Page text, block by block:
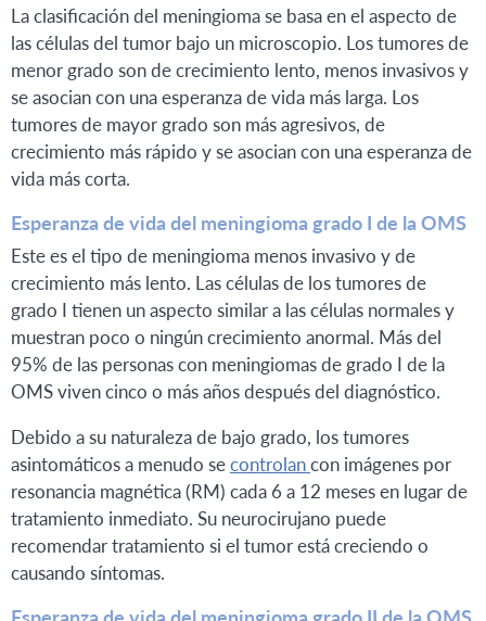
La clasificación del meningioma se basa en el aspecto de
las células del tumor bajo un microscopio. Los tumores de
menor grado son de crecimiento lento, menos invasivos y
se asocian con una esperanza de vida más larga. Los
tumores de mayor grado son más agresivos, de
crecimiento más rápido y se asocian con una esperanza de
vida más corta.
Esperanza de vida del meningioma grado I de la OMS
Este es el tipo de meningioma menos invasivo y de
crecimiento más lento. Las células de los tumores de
grado I tienen un aspecto similar a las células normales y
muestran poco o ningún crecimiento anormal. Más del
95% de las personas con meningiomas de grado I de la
OMS viven cinco o más años después del diagnóstico.
Debido a su naturaleza de bajo grado, los tumores
asintomáticos a menudo secontrolancon imágenes por
resonancia magnética (RM) cada 6 a 12 meses en lugar de
tratamiento inmediato. Su neurocirujano puede
recomendar tratamiento si el tumor está creciendo o
causando síntomas.